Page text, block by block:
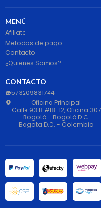
MENÚ
Afiliate
Metodos de pago
Contacto
¿Quienes Somos?
CONTACTO
573209831744
Oficina Principal
Calle 93 B #18-12, Oficina 307
Bogotá - Bogotá D.C.
Bogota D.C. - Colombia